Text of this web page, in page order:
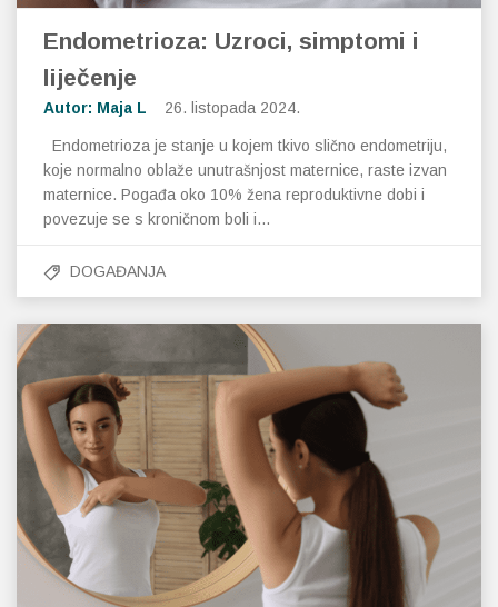
Endometrioza: Uzroci, simptomi i
liječenje
Autor: Maja L 26. listopada 2024.
Endometrioza je stanje u kojem tkivo slično endometriju,
koje normalno oblaže unutrašnjost maternice, raste izvan
maternice. Pogađa oko 10% žena reproduktivne dobi i
povezuje se s kroničnom boli i…
DOGAĐANJA